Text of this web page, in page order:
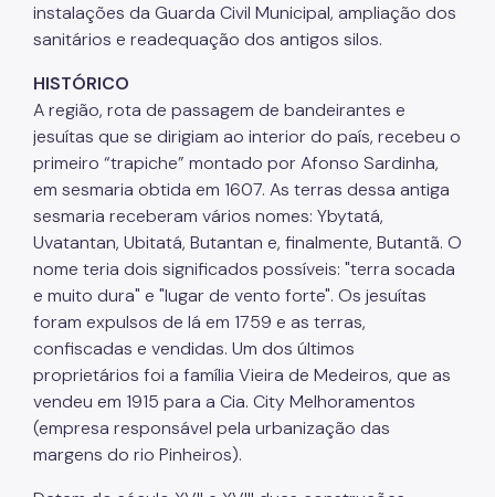
instalações da Guarda Civil Municipal, ampliação dos
sanitários e readequação dos antigos silos.
HISTÓRICO
A região, rota de passagem de bandeirantes e
jesuítas que se dirigiam ao interior do país, recebeu o
primeiro “trapiche” montado por Afonso Sardinha,
em sesmaria obtida em 1607. As terras dessa antiga
sesmaria receberam vários nomes: Ybytatá,
Uvatantan, Ubitatá, Butantan e, finalmente, Butantã. O
nome teria dois significados possíveis: "terra socada
e muito dura" e "lugar de vento forte". Os jesuítas
foram expulsos de lá em 1759 e as terras,
confiscadas e vendidas. Um dos últimos
proprietários foi a família Vieira de Medeiros, que as
vendeu em 1915 para a Cia. City Melhoramentos
(empresa responsável pela urbanização das
margens do rio Pinheiros).